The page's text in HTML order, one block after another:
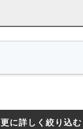
更に詳しく絞り込む